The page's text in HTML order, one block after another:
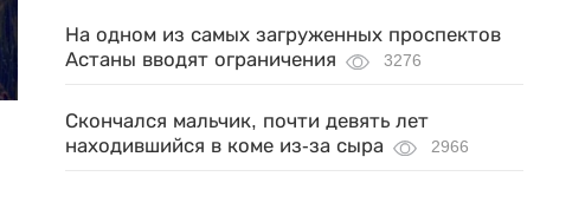
На одном из самых загруженных проспектов
Астаны вводят ограничения
3276
Скончался мальчик, почти девять лет
находившийся в коме из-за сыра
2966